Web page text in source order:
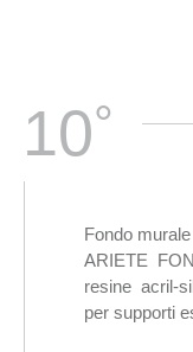
10°
Fondo
ARIETE
resine acril-
per supporti